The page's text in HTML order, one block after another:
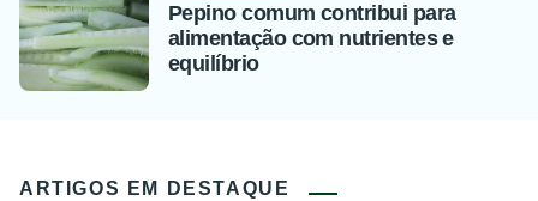
Pepino comum contribui para
alimentação com nutrientes e
equilíbrio
ARTIGOS EM DESTAQUE